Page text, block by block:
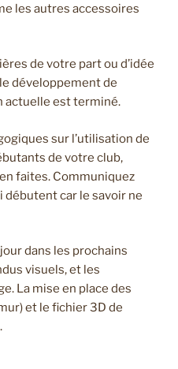
les autres accessoires
de votre part ou d’idée
développement de
actuelle est terminé.
sur l’utilisation de
de votre club,
faites. Communiquez
débutent car le savoir ne
dans les prochains
visuels, et les
La mise en place des
et le fichier 3D de